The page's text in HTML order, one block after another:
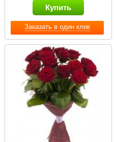
Заказать в один клик
Купить